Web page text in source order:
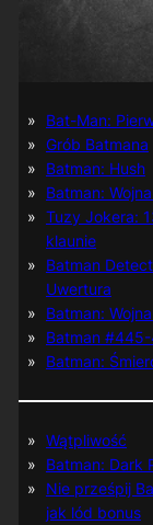
Bat-Man:
Grób Batmana
Batman: Hush
Batman:
Tuzy Jokera:
klaunie
Batman
Uwertura
Batman:
Batman
Batman:
Wątpliwość
Batman: Dark
Nie prześpij
jak lód bonus